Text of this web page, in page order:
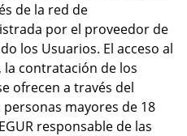
de la red de
por el proveedor de
los Usuarios. El acceso al
la contratación de los
ofrecen a través del
mayores de 18
responsable de las